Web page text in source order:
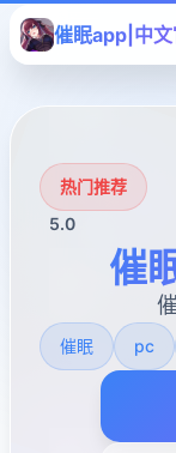
催眠app|中文
热门推荐
5.0
催
催眠 pc